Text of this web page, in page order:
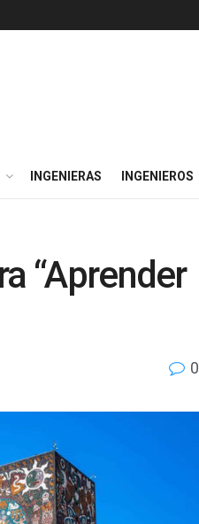
INGENIERAS INGENIEROS
“Aprender
0